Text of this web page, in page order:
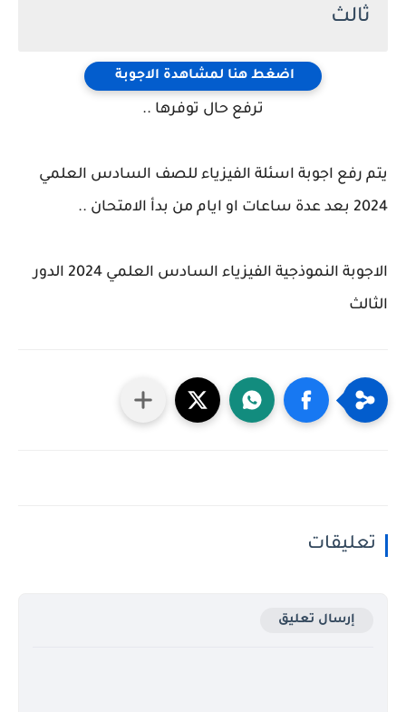
ثالث
اضغط هنا لمشاهدة الاجوبة
ترفع حال توفرها ..
يتم رفع اجوبة اسئلة الفيزياء للصف السادس العلمي
2024 بعد عدة ساعات او ايام من بدأ الامتحان ..
الاجوبة النموذجية الفيزياء السادس العلمي 2024 الدور
الثالث
تعليقات
إرسال تعليق